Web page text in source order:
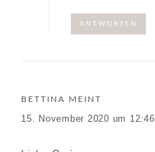
ANTWORTEN
BETTINA MEINT
15. November 2020 um 12:46